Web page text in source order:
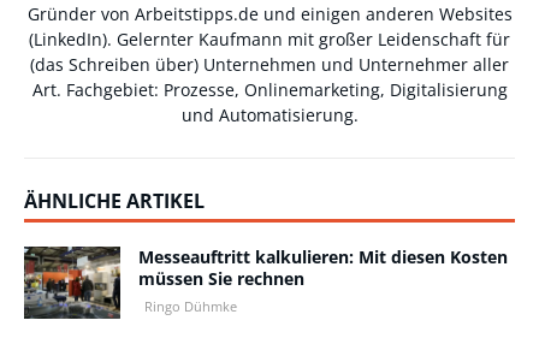
Gründer von Arbeitstipps.de und einigen anderen Websites
(LinkedIn). Gelernter Kaufmann mit großer Leidenschaft für
(das Schreiben über) Unternehmen und Unternehmer aller
Art. Fachgebiet: Prozesse, Onlinemarketing, Digitalisierung
und Automatisierung.
ÄHNLICHE ARTIKEL
Messeauftritt kalkulieren: Mit diesen Kosten
müssen Sie rechnen
Ringo Dühmke